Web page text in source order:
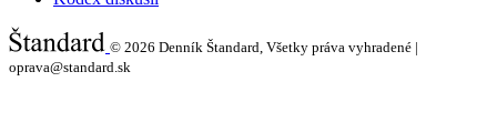
© 2026 Denník Štandard, Všetky práva vyhradené |
oprava@standard.sk